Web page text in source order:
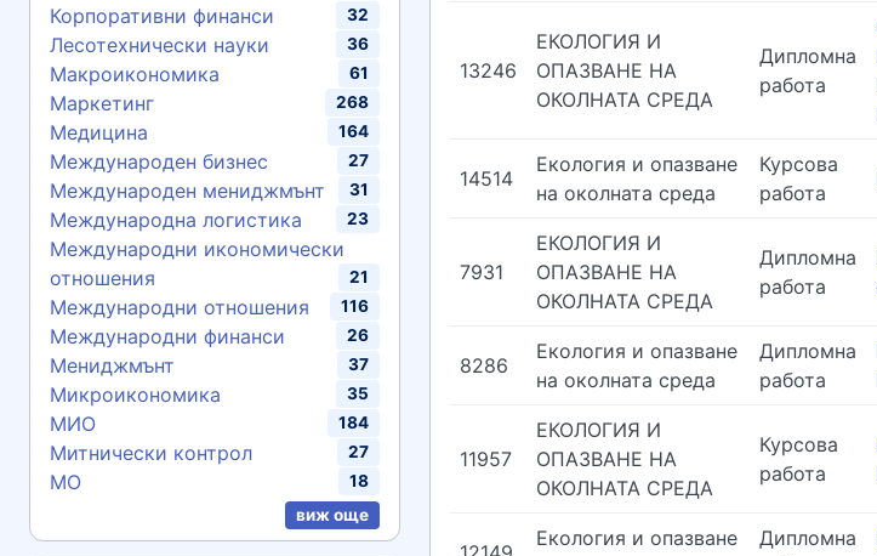
Корпоративни финанси 32
Лесотехнически науки 36
Макроикономика 61
Маркетинг 268
Медицина 164
Международен бизнес 27
Международен мениджмънт 31
Международна логистика 23
Международни икономически
отношения
21
Международни отношения 116
Международни финанси 26
Мениджмънт 37
Микроикономика 35
МИО 184
Митнически контрол 27
МО
18
виж още
13246
ЕКОЛОГИЯ И
ОПАЗВАНЕ НА
ОКОЛНАТА СРЕДА
Дипломна
работа
14514
Екология и опазване
на околната среда
Курсова
работа
7931
ЕКОЛОГИЯ И
ОПАЗВАНЕ НА
ОКОЛНАТА СРЕДА
Дипломна
работа
8286
Екология и опазване
на околната среда
Дипломна
работа
11957
ЕКОЛОГИЯ И
ОПАЗВАНЕ НА
ОКОЛНАТА СРЕДА
Курсова
работа
Екология и опазване
Дипломна